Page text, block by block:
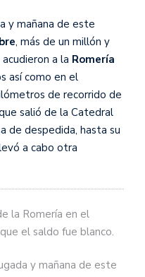
y mañana de este
, más de un millón y
a la Romería
así como en el
de recorrido de
salió de la Catedral
de despedida, hasta su
a cabo otra
la Romería en el
el saldo fue blanco.
y mañana de este